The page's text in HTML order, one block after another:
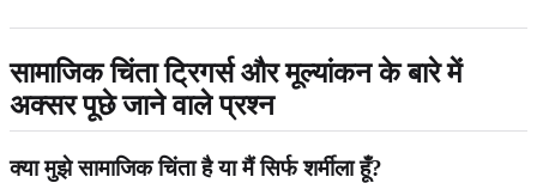
सामाजिक चिंता ट्रिगर्स और मूल्यांकन के बारे में
अक्सर पूछे जाने वाले प्रश्न
क्या मुझे सामाजिक चिंता है या मैं सिर्फ शर्मीला हूँ?